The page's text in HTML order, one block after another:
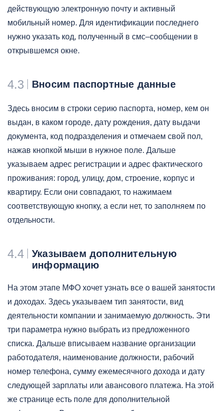
действующую электронную почту и активный
мобильный номер. Для идентификации последнего
нужно указать код, полученный в смс–сообщении в
открывшемся окне.
4.3 Вносим паспортные данные
Здесь вносим в строки серию паспорта, номер, кем он
выдан, в каком городе, дату рождения, дату выдачи
документа, код подразделения и отмечаем свой пол,
нажав кнопкой мыши в нужное поле. Дальше
указываем адрес регистрации и адрес фактического
проживания: город, улицу, дом, строение, корпус и
квартиру. Если они совпадают, то нажимаем
соответствующую кнопку, а если нет, то заполняем по
отдельности.
4.4
Указываем дополнительную
информацию
На этом этапе МФО хочет узнать все о вашей занятости
и доходах. Здесь указываем тип занятости, вид
деятельности компании и занимаемую должность. Эти
три параметра нужно выбрать из предложенного
списка. Дальше вписываем название организации
работодателя, наименование должности, рабочий
номер телефона, сумму ежемесячного дохода и дату
следующей зарплаты или авансового платежа. На этой
же странице есть поле для дополнительной